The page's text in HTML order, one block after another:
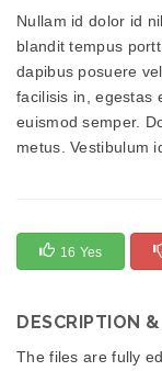
Nullam id dolor id
blandit tempus
dapibus posuere
facilisis in, egestas
euismod semper.
metus. Vestibulum
16 Yes
DESCRIPTION
The files are fully